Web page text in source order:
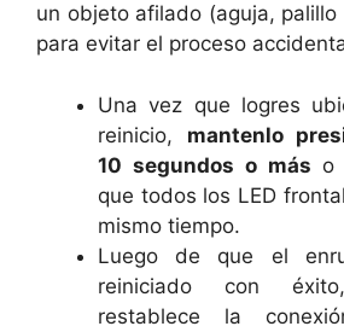
un objeto afilado (aguja,
para evitar el proceso
Una vez que logres
reinicio, mantenlo
10 segundos o más o
que todos los LED
mismo tiempo.
Luego de que el
reiniciado con
restablece la